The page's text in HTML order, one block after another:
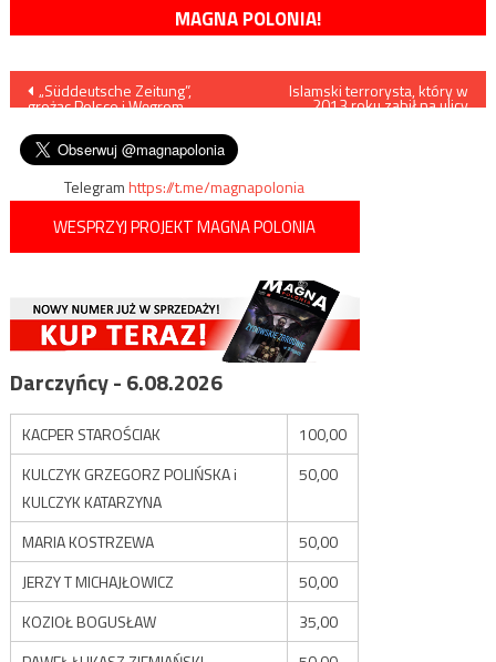
MAGNA POLONIA!
Nawigacja
wpisu
„Süddeutsche Zeitung”,
grożąc Polsce i Węgrom,
Islamski terrorysta, który w
2013 roku zabił na ulicy
Telegramhttps://t.me/magnapolonia
WESPRZYJ PROJEKT MAGNA POLONIA
Darczyńcy - 6.08.2026
KACPER STAROŚCIAK
100,00
KULCZYK GRZEGORZ POLIŃSKA i
KULCZYK KATARZYNA
50,00
MARIA KOSTRZEWA
50,00
JERZY T MICHAJŁOWICZ
50,00
KOZIOŁ BOGUSŁAW
35,00